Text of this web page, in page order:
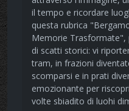
il tempo e ricordare
questa rubrica
Memorie Trasformate",
di scatti storici: vi
tram, in frazioni
scomparsi e in prati
emozionante per
volte sbiadito di luohi